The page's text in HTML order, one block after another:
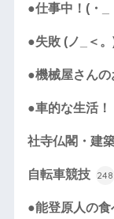
●仕事中！(・_
●失敗 (ノ_＜
●機械屋さん
●車的な生活！
社寺仏閣・建
自転車競技 248
●能登原人の